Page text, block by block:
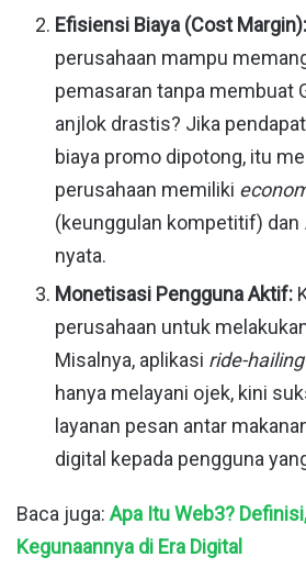
Efisiensi Biaya (Cost Margin):
perusahaan mampu
pemasaran tanpa membuat
anjlok drastis? Jika
biaya promo dipotong, itu
perusahaan memiliki
(keunggulan kompetitif) dan
nyata.
Monetisasi Pengguna Aktif:
perusahaan untuk
Misalnya, aplikasi ride-hailing
hanya melayani ojek, kini
layanan pesan antar
digital kepada pengguna
Baca juga: Apa Itu Web3?
Kegunaannya di Era Digital